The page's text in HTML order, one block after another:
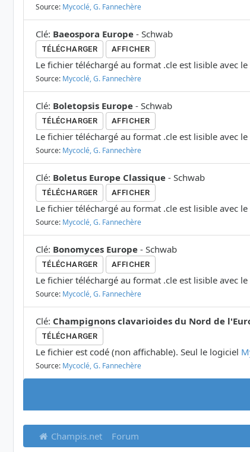
Source: Mycoclé, G. Fannechère
Clé: Baeospora Europe - Schwab
TÉLÉCHARGER AFFICHER
Le fichier téléchargé au format .cle est lisible avec
Source: Mycoclé, G. Fannechère
Clé: Boletopsis Europe - Schwab
TÉLÉCHARGER AFFICHER
Le fichier téléchargé au format .cle est lisible avec
Source: Mycoclé, G. Fannechère
Clé: Boletus Europe Classique - Schwab
TÉLÉCHARGER AFFICHER
Le fichier téléchargé au format .cle est lisible avec
Source: Mycoclé, G. Fannechère
Clé: Bonomyces Europe - Schwab
TÉLÉCHARGER AFFICHER
Le fichier téléchargé au format .cle est lisible avec
Source: Mycoclé, G. Fannechère
Clé: Champignons clavarioides du Nord de
TÉLÉCHARGER
Le fichier est codé (non affichable). Seul le logiciel
Source: Mycoclé, G. Fannechère
Champis.net Forum